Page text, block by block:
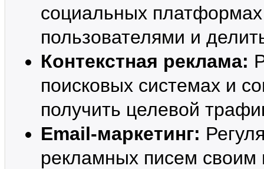
социальных платформах
пользователями и
Контекстная реклама:
поисковых системах и
получить целевой
Email-маркетинг:
рекламных писем своим